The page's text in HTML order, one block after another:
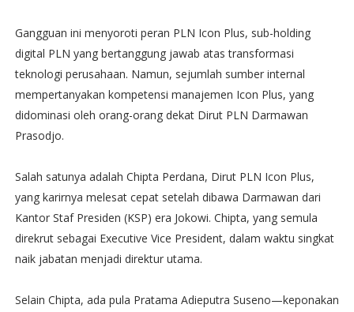
Gangguan ini menyoroti peran PLN Icon Plus, sub-holding
digital PLN yang bertanggung jawab atas transformasi
teknologi perusahaan. Namun, sejumlah sumber internal
mempertanyakan kompetensi manajemen Icon Plus, yang
didominasi oleh orang-orang dekat Dirut PLN Darmawan
Prasodjo.
Salah satunya adalah Chipta Perdana, Dirut PLN Icon Plus,
yang karirnya melesat cepat setelah dibawa Darmawan dari
Kantor Staf Presiden (KSP) era Jokowi. Chipta, yang semula
direkrut sebagai Executive Vice President, dalam waktu singkat
naik jabatan menjadi direktur utama.
Selain Chipta, ada pula Pratama Adieputra Suseno—keponakan